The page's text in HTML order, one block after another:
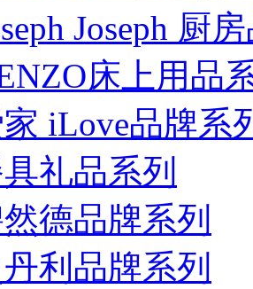
Joseph 厨
床上用品
iLove品牌系
礼品系列
德品牌系列
利品牌系列